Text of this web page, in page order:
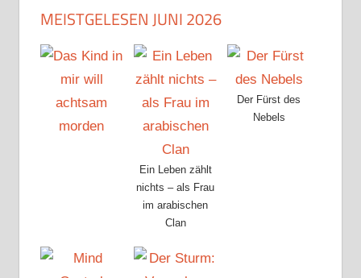
MEISTGELESEN JUNI 2026
Ein Leben zählt
nichts – als Frau
im arabischen
Clan
Der Fürst des
Nebels